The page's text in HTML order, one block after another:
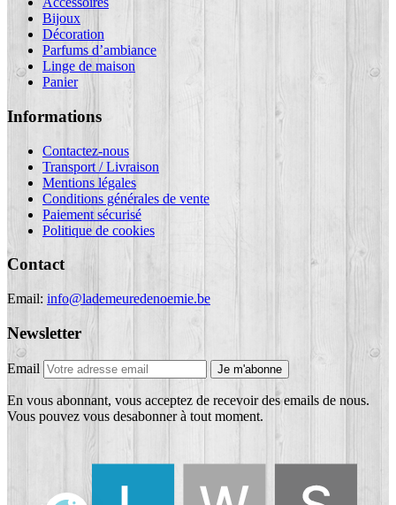
Bijoux
Décoration
Parfums d’ambiance
Linge de maison
Panier
Informations
Contactez-nous
Transport / Livraison
Mentions légales
Conditions générales de vente
Paiement sécurisé
Politique de cookies
Contact
Email: info@lademeuredenoemie.be
Newsletter
Email Je m'abonne
En vous abonnant, vous acceptez de recevoir des emails de nous.
Vous pouvez vous desabonner à tout moment.